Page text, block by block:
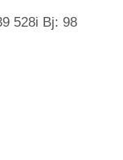
528i Bj: 98